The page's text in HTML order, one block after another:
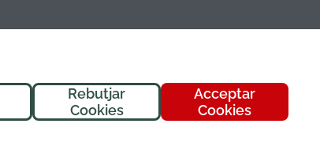
Acceptar
Cookies
Rebutjar
Cookies